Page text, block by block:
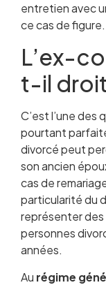
entretien avec
ce cas de figure.
L’ex-
t-il droit
C’est l’une
pourtant
divorcé peut
son ancien
cas de
particularité du
représenter des
personnes
années.
Au régime